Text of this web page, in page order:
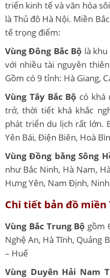
triển kinh tế và văn hóa
là Thủ đô Hà Nội. Miền
tế trọng điểm:
Vùng Đông Bắc Bộ là
với nhiều tài nguyên
Gồm có 9 tỉnh: Hà Giang,
Vùng Tây Bắc Bộ có khá
trở, thời tiết khá khắc
phát triển du lịch rất lớn.
Yên Bái, Điện Biên, Hoà
Vùng Đồng bằng Sông
như Bắc Ninh, Hà Nam,
Hưng Yên, Nam Định,
Chi tiết bản đồ miền
Vùng Bắc Trung Bộ gồm
Nghệ An, Hà Tĩnh, Quảng
– Huế
Vùng Duyên Hải Nam